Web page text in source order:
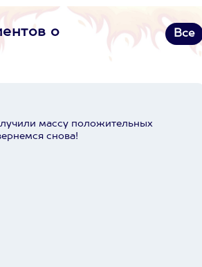
о
Все
массу положительных
снова!